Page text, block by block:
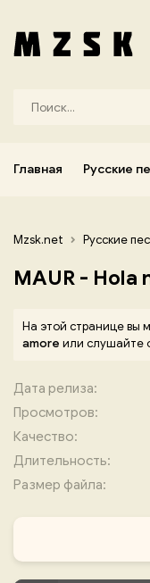
Главная Русские
Mzsk.net Русские
MAUR - Hola
На этой странице вы
amore или слушайте
Дата релиза:
Просмотров:
Качество:
Длительность:
Размер файла:
Узбекские песни